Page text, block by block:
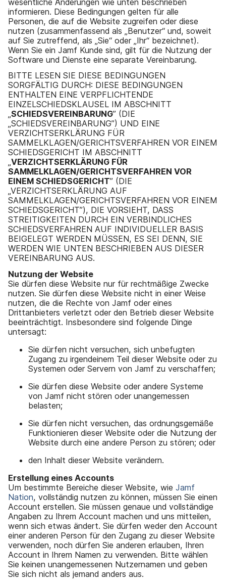
n
h
a
l
t
e
informieren. Diese Bedingungen gelten für alle
Personen, die auf die Website zugreifen oder diese
nutzen (zusammenfassend als „Benutzer“ und, soweit
auf Sie zutreffend, als „Sie“ oder „Ihr“ bezeichnet).
Wenn Sie ein Jamf Kunde sind, gilt für die Nutzung der
Software und Dienste eine separate Vereinbarung.
BITTE LESEN SIE DIESE BEDINGUNGEN
SORGFÄLTIG DURCH: DIESE BEDINGUNGEN
ENTHALTEN EINE VERPFLICHTENDE
EINZELSCHIEDSKLAUSEL IM ABSCHNITT
„SCHIEDSVEREINBARUNG” (DIE
„SCHIEDSVEREINBARUNG”) UND EINE
VERZICHTSERKLÄRUNG FÜR
SAMMELKLAGEN/GERICHTSVERFAHREN VOR EINEM
SCHIEDSGERICHT IM ABSCHNITT
„VERZICHTSERKLÄRUNG FÜR
SAMMELKLAGEN/GERICHTSVERFAHREN VOR
EINEM SCHIEDSGERICHT” (DIE
„VERZICHTSERKLÄRUNG AUF
SAMMELKLAGEN/GERICHTSVERFAHREN VOR EINEM
SCHIEDSGERICHT”), DIE VORSIEHT, DASS
STREITIGKEITEN DURCH EIN VERBINDLICHES
SCHIEDSVERFAHREN AUF INDIVIDUELLER BASIS
BEIGELEGT WERDEN MÜSSEN, ES SEI DENN, SIE
WERDEN WIE UNTEN BESCHRIEBEN AUS DIESER
VEREINBARUNG AUS.
Nutzung der Website
Sie dürfen diese Website nur für rechtmäßige Zwecke
nutzen. Sie dürfen diese Website nicht in einer Weise
nutzen, die die Rechte von Jamf oder eines
Drittanbieters verletzt oder den Betrieb dieser Website
beeinträchtigt. Insbesondere sind folgende Dinge
untersagt:
Sie dürfen nicht versuchen, sich unbefugten
Zugang zu irgendeinem Teil dieser Website oder zu
Systemen oder Servern von Jamf zu verschaffen;
Sie dürfen diese Website oder andere Systeme
von Jamf nicht stören oder unangemessen
belasten;
Sie dürfen nicht versuchen, das ordnungsgemäße
Funktionieren dieser Website oder die Nutzung der
Website durch eine andere Person zu stören; oder
den Inhalt dieser Website verändern.
Erstellung eines Accounts
Um bestimmte Bereiche dieser Website, wie Jamf
Nation, vollständig nutzen zu können, müssen Sie einen
Account erstellen. Sie müssen genaue und vollständige
Angaben zu Ihrem Account machen und uns mitteilen,
wenn sich etwas ändert. Sie dürfen weder den Account
einer anderen Person für den Zugang zu dieser Website
verwenden, noch dürfen Sie anderen erlauben, Ihren
Account in Ihrem Namen zu verwenden. Bitte wählen
Sie keinen unangemessenen Nutzernamen und geben
Sie sich nicht als jemand anders aus.